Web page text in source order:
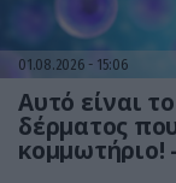
01.08.2026 15:06
Αυτό είναι
δέρματος
κομμωτήριο!